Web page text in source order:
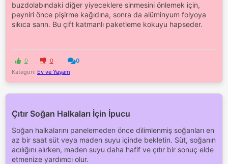
buzdolabındaki diğer yiyeceklere sinmesini önlemek için,
peyniri önce pişirme kağıdına, sonra da alüminyum folyoya
sıkıca sarın. Bu çift katmanlı paketleme kokuyu hapseder.
0 0
0
Kategori: Ev ve Yaşam
Çıtır Soğan Halkaları İçin İpucu
Soğan halkalarını panelemeden önce dilimlenmiş soğanları en
az bir saat süt veya maden suyu içinde bekletin. Süt, soğanın
acılığını alırken, maden suyu daha hafif ve çıtır bir sonuç elde
etmenize yardımcı olur.